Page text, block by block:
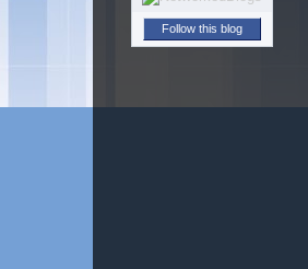
Follow this blog